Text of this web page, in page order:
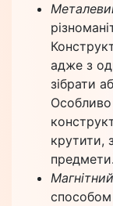
адже з
зібрати
Особливо
крутити,
предмети.
способом